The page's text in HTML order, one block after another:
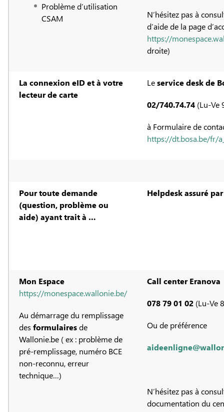
Problème d’utilisation
CSAM
N’hésitez pas à
d’aide de la page
https://
droite)
La connexion eID et à votre
lecteur de carte
Leservice desk de
02/740.74.74 (Lu-Ve
à Formulaire de
https://dt.bosa.be/fr/
Pour toute demande
(question, problème ou
aide) ayant trait à …
Helpdesk assuré par
Mon Espace
https://monespace.wallonie.be/
Au démarrage du remplissage
des formulairesde
Wallonie.be ( ex : problème de
pré-remplissage, numéro BCE
non-reconnu, erreur
technique…)
Call center Eranova
078 79 01 02 (Lu-Ve
Ou de préférence
N’hésitez pas à
documentation du